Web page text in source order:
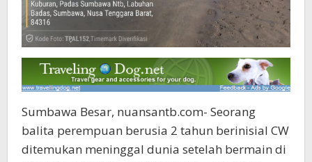
Sumbawa Besar, nuansantb.com- Seorang
balita perempuan berusia 2 tahun berinisial CW
ditemukan meninggal dunia setelah bermain di